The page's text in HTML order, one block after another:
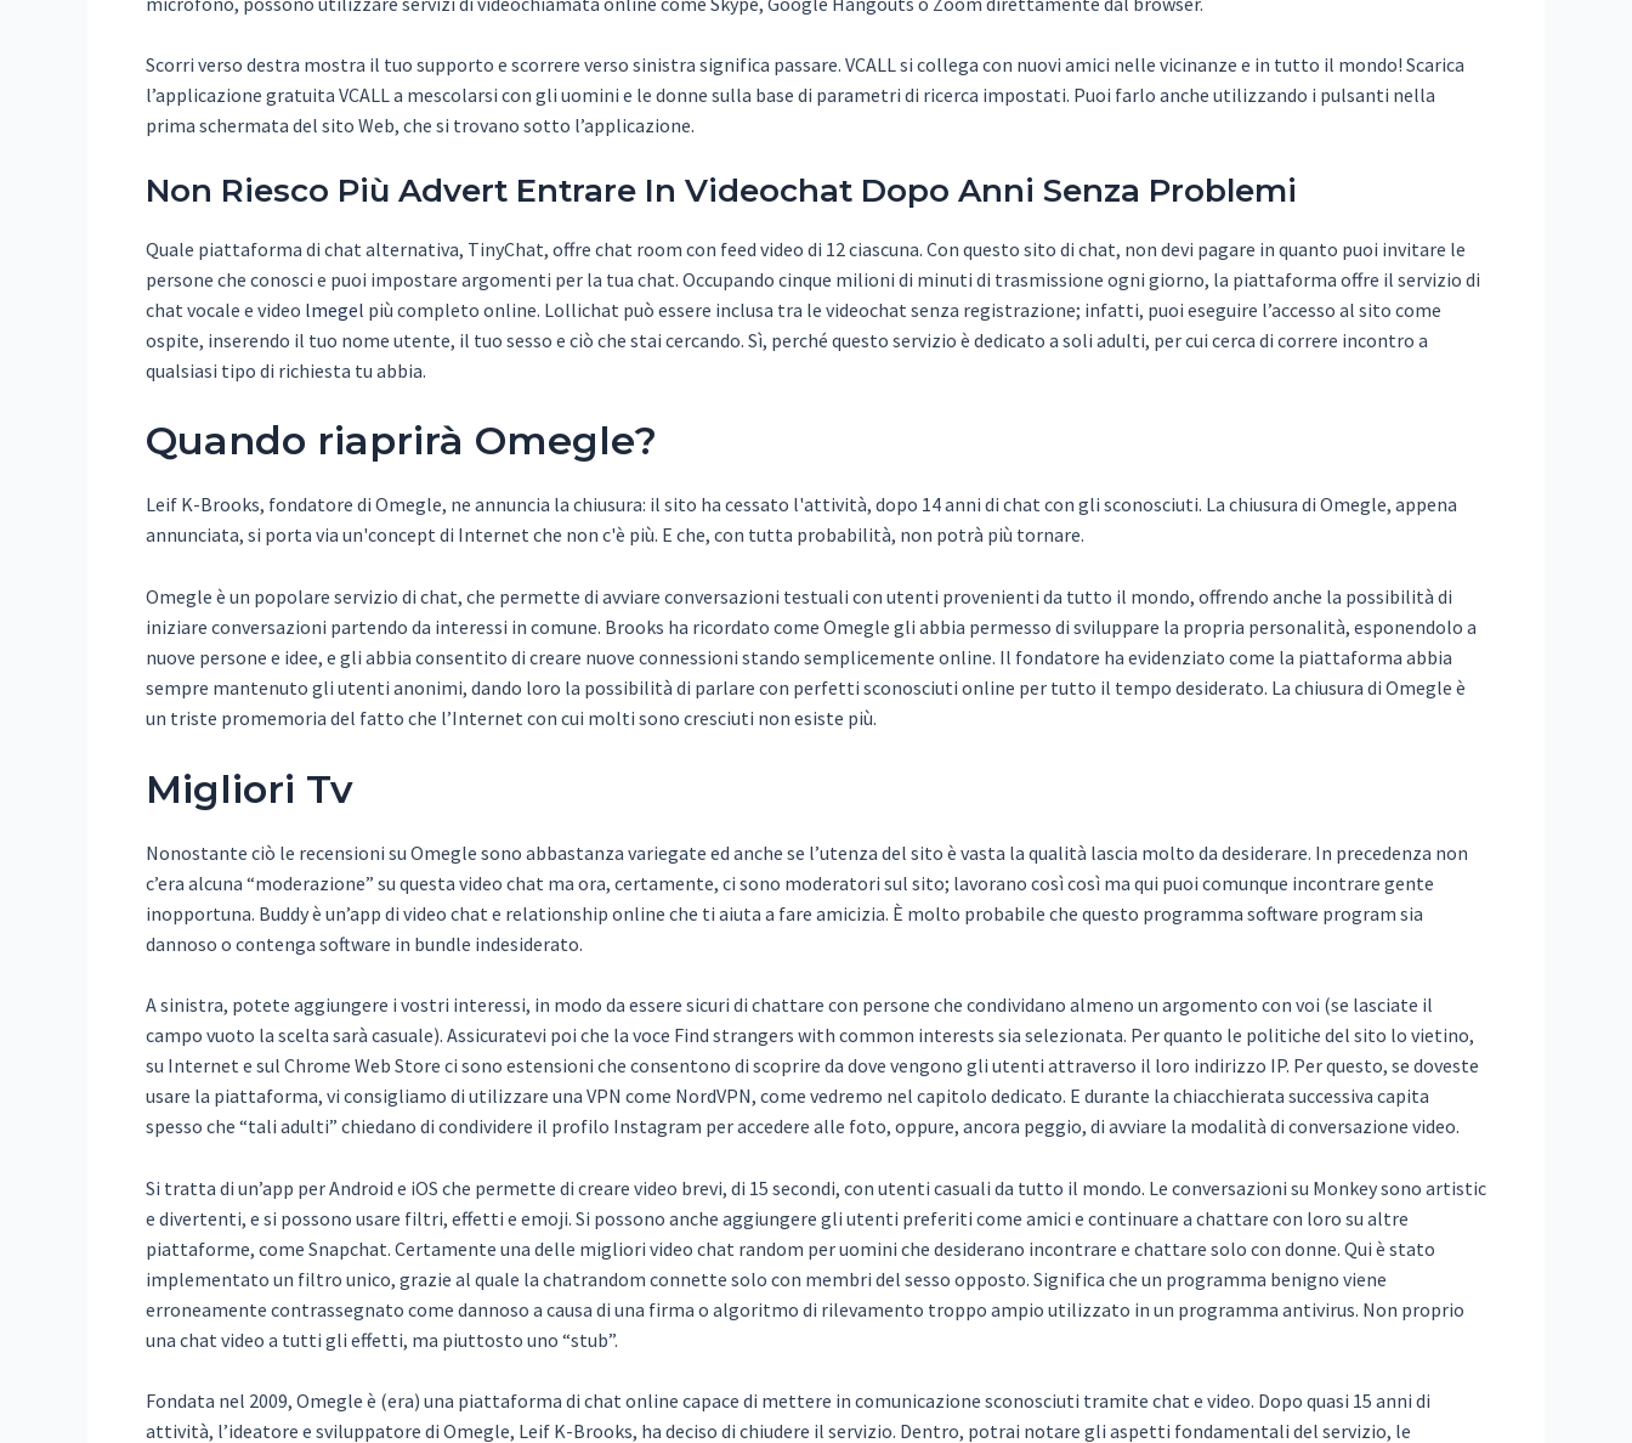
Scorri verso destra mostra il tuo supporto e scorrere verso sinistra significa passare. VCALL si collega con nuovi amici nelle vicinanze e in tutto il mondo! Scarica
l’applicazione gratuita VCALL a mescolarsi con gli uomini e le donne sulla base di parametri di ricerca impostati. Puoi farlo anche utilizzando i pulsanti nella
prima schermata del sito Web, che si trovano sotto l’applicazione.
Non Riesco Più Advert Entrare In Videochat Dopo Anni Senza Problemi
Quale piattaforma di chat alternativa, TinyChat, offre chat room con feed video di 12 ciascuna. Con questo sito di chat, non devi pagare in quanto puoi invitare le
persone che conosci e puoi impostare argomenti per la tua chat. Occupando cinque milioni di minuti di trasmissione ogni giorno, la piattaforma offre il servizio di
chat vocale e video lmegel più completo online. Lollichat può essere inclusa tra le videochat senza registrazione; infatti, puoi eseguire l’accesso al sito come
ospite, inserendo il tuo nome utente, il tuo sesso e ciò che stai cercando. Sì, perché questo servizio è dedicato a soli adulti, per cui cerca di correre incontro a
qualsiasi tipo di richiesta tu abbia.
Quando riaprirà Omegle?
Leif K-Brooks, fondatore di Omegle, ne annuncia la chiusura: il sito ha cessato l'attività, dopo 14 anni di chat con gli sconosciuti. La chiusura di Omegle, appena
annunciata, si porta via un'concept di Internet che non c'è più. E che, con tutta probabilità, non potrà più tornare.
Omegle è un popolare servizio di chat, che permette di avviare conversazioni testuali con utenti provenienti da tutto il mondo, offrendo anche la possibilità di
iniziare conversazioni partendo da interessi in comune. Brooks ha ricordato come Omegle gli abbia permesso di sviluppare la propria personalità, esponendolo a
nuove persone e idee, e gli abbia consentito di creare nuove connessioni stando semplicemente online. Il fondatore ha evidenziato come la piattaforma abbia
sempre mantenuto gli utenti anonimi, dando loro la possibilità di parlare con perfetti sconosciuti online per tutto il tempo desiderato. La chiusura di Omegle è
un triste promemoria del fatto che l’Internet con cui molti sono cresciuti non esiste più.
Migliori Tv
Nonostante ciò le recensioni su Omegle sono abbastanza variegate ed anche se l’utenza del sito è vasta la qualità lascia molto da desiderare. In precedenza non
c’era alcuna “moderazione” su questa video chat ma ora, certamente, ci sono moderatori sul sito; lavorano così così ma qui puoi comunque incontrare gente
inopportuna. Buddy è un’app di video chat e relationship online che ti aiuta a fare amicizia. È molto probabile che questo programma software program sia
dannoso o contenga software in bundle indesiderato.
A sinistra, potete aggiungere i vostri interessi, in modo da essere sicuri di chattare con persone che condividano almeno un argomento con voi (se lasciate il
campo vuoto la scelta sarà casuale). Assicuratevi poi che la voce Find strangers with common interests sia selezionata. Per quanto le politiche del sito lo vietino,
su Internet e sul Chrome Web Store ci sono estensioni che consentono di scoprire da dove vengono gli utenti attraverso il loro indirizzo IP. Per questo, se doveste
usare la piattaforma, vi consigliamo di utilizzare una VPN come NordVPN, come vedremo nel capitolo dedicato. E durante la chiacchierata successiva capita
spesso che “tali adulti” chiedano di condividere il profilo Instagram per accedere alle foto, oppure, ancora peggio, di avviare la modalità di conversazione video.
Si tratta di un’app per Android e iOS che permette di creare video brevi, di 15 secondi, con utenti casuali da tutto il mondo. Le conversazioni su Monkey sono artistic
e divertenti, e si possono usare filtri, effetti e emoji. Si possono anche aggiungere gli utenti preferiti come amici e continuare a chattare con loro su altre
piattaforme, come Snapchat. Certamente una delle migliori video chat random per uomini che desiderano incontrare e chattare solo con donne. Qui è stato
implementato un filtro unico, grazie al quale la chatrandom connette solo con membri del sesso opposto. Significa che un programma benigno viene
erroneamente contrassegnato come dannoso a causa di una firma o algoritmo di rilevamento troppo ampio utilizzato in un programma antivirus. Non proprio
una chat video a tutti gli effetti, ma piuttosto uno “stub”.
Fondata nel 2009, Omegle è (era) una piattaforma di chat online capace di mettere in comunicazione sconosciuti tramite chat e video. Dopo quasi 15 anni di
attività, l’ideatore e sviluppatore di Omegle, Leif K-Brooks, ha deciso di chiudere il servizio. Dentro, potrai notare gli aspetti fondamentali del servizio, le